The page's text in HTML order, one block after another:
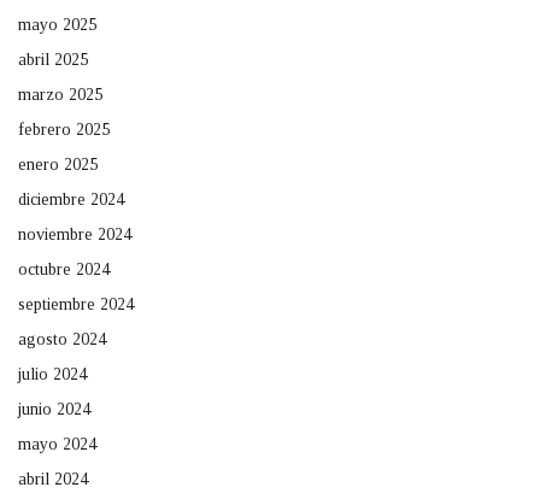
mayo 2025
abril 2025
marzo 2025
febrero 2025
enero 2025
diciembre 2024
noviembre 2024
octubre 2024
septiembre 2024
agosto 2024
julio 2024
junio 2024
mayo 2024
abril 2024